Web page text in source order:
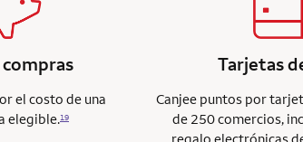
el costo de una
elegible.19
Tarjetas
Canjee puntos por
de 250 comercios,